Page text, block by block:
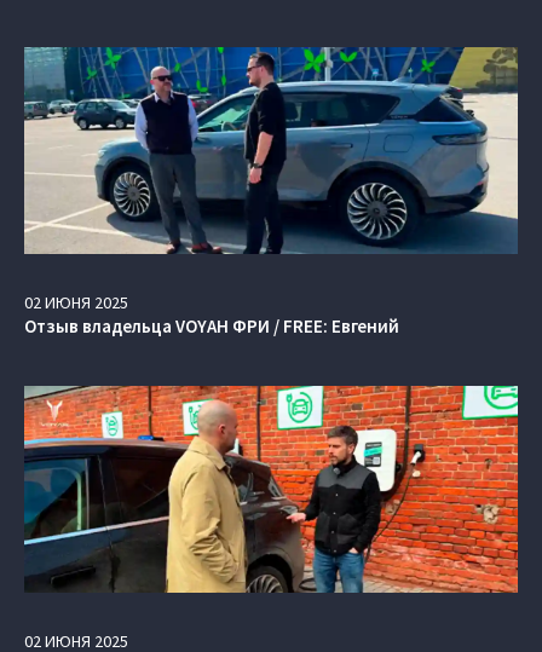
02ИЮНЯ 2025
Отзыв владельца VOYAH ФРИ / FREE: Евгений
02 ИЮНЯ 2025